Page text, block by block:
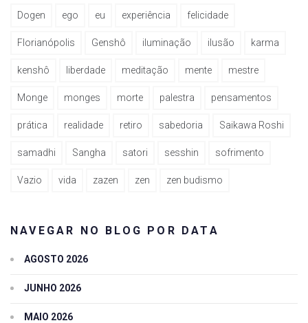
Dogen ego eu experiência felicidade
Florianópolis Genshô iluminação ilusão karma
kenshô liberdade meditação mente mestre
Monge monges morte palestra pensamentos
prática realidade retiro sabedoria Saikawa Roshi
samadhi Sangha satori sesshin sofrimento
Vazio vida zazen zen zen budismo
NAVEGAR NO BLOG POR DATA
AGOSTO 2026
JUNHO 2026
MAIO 2026